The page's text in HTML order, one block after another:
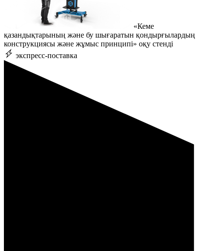
«Кеме
қазандықтарының және бу шығаратын қондырғылардың
конструкциясы және жұмыс принципі» оқу стенді
экспресс-поставка